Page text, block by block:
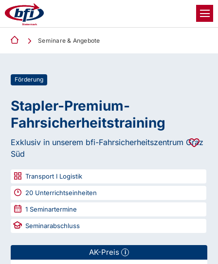
Seminare & Angebote
Förderung
Stapler-Premium-
Fahrsicherheitstraining
Exklusiv in unserem bfi-Fahrsicherheitszentrum Graz
Süd
Transport I Logistik
20 Unterrichtseinheiten
1 Seminartermine
Seminarabschluss
AK-Preis i